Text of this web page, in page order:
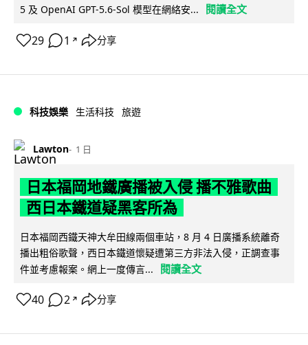
5 及 OpenAI GPT-5.6-Sol 模型在網絡安... 閱讀全文
29 1 ↗ 分享
科技娛樂 生活科技 旅遊
Lawton 1 日
日本福岡地鐵廣播被入侵 播不雅歌曲
西日本鐵道疑黑客所為
日本福岡西鐵天神大牟田線兩個車站，8 月 4 日廣播系統離奇
播出粗俗歌聲，西日本鐵道懷疑遭第三方非法入侵，正調查事
件並考慮報案。網上一度傳言...
閱讀全文
40 2 ↗ 分享